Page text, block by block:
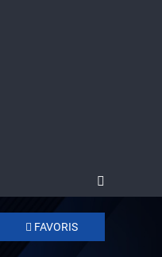
FAVORIS